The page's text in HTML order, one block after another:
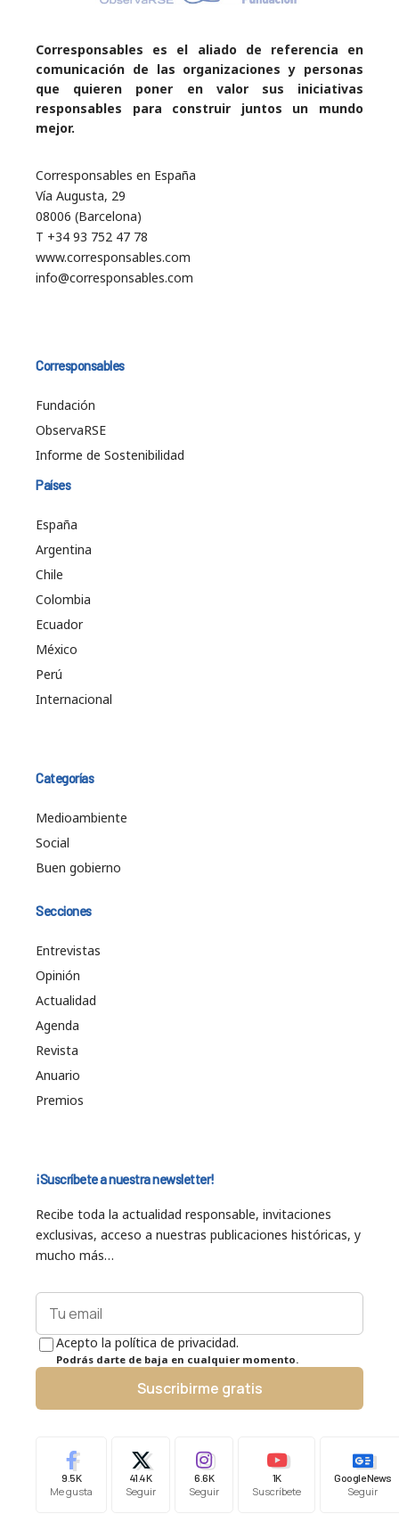
Corresponsables es el aliado de referencia en
comunicación de las organizaciones y personas
que quieren poner en valor sus iniciativas
responsables para construir juntos un mundo
mejor.
Corresponsables en España
Vía Augusta, 29
08006 (Barcelona)
T +34 93 752 47 78
www.corresponsables.com
info@corresponsables.com
Corresponsables
Fundación
ObservaRSE
Informe de Sostenibilidad
Países
España
Argentina
Chile
Colombia
Ecuador
México
Perú
Internacional
Categorías
Medioambiente
Social
Buen gobierno
Secciones
Entrevistas
Opinión
Actualidad
Agenda
Revista
Anuario
Premios
¡Suscríbete a nuestra newsletter!
Recibe toda la actualidad responsable, invitaciones
exclusivas, acceso a nuestras publicaciones históricas, y
mucho más…
Acepto la política de privacidad.
Podrás darte de baja en cualquier momento.
Suscribirme gratis
9.5K
Me gusta
41.4K
Seguir
6.6K
Seguir
1K
Suscríbete
Google News
Seguir